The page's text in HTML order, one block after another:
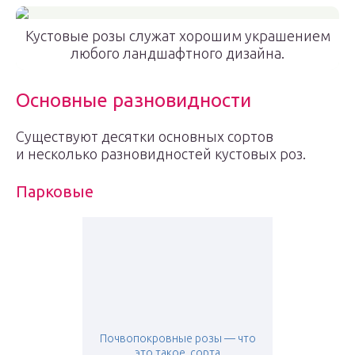
Кустовые розы служат хорошим украшением
любого ландшафтного дизайна.
Основные разновидности
Существуют десятки основных сортов
и несколько разновидностей кустовых роз.
Парковые
Почвопокровные розы — что